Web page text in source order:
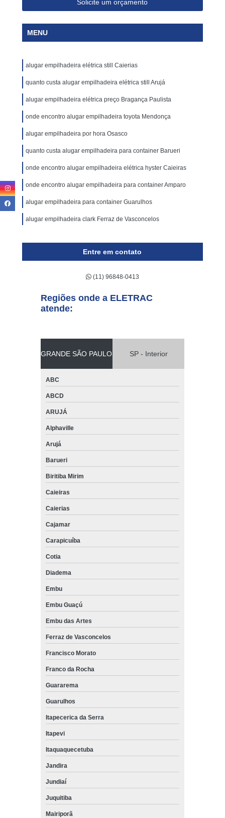
Solicite um orçamento
MENU
alugar empilhadeira elétrica still Caierias
quanto custa alugar empilhadeira elétrica still Arujá
alugar empilhadeira elétrica preço Bragança Paulista
onde encontro alugar empilhadeira toyota Mendonça
alugar empilhadeira por hora Osasco
quanto custa alugar empilhadeira para container Barueri
onde encontro alugar empilhadeira elétrica hyster Caieiras
onde encontro alugar empilhadeira para container Amparo
alugar empilhadeira para container Guarulhos
alugar empilhadeira clark Ferraz de Vasconcelos
Entre em contato
(11) 96848-0413
Regiões onde a ELETRAC
atende:
GRANDE SÃO PAULO SP - Interior
ABC
ABCD
ARUJÁ
Alphaville
Arujá
Barueri
Biritiba Mirim
Caieiras
Caierias
Cajamar
Carapicuíba
Cotia
Diadema
Embu
Embu Guaçú
Embu das Artes
Ferraz de Vasconcelos
Francisco Morato
Franco da Rocha
Guararema
Guarulhos
Itapecerica da Serra
Itapevi
Itaquaquecetuba
Jandira
Jundiaí
Juquitiba
Mairiporã